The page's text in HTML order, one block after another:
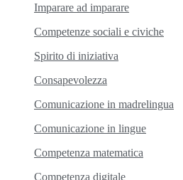
Imparare ad imparare
Competenze sociali e civiche
Spirito di iniziativa
Consapevolezza
Comunicazione in madrelingua
Comunicazione in lingue
Competenza matematica
Competenza digitale